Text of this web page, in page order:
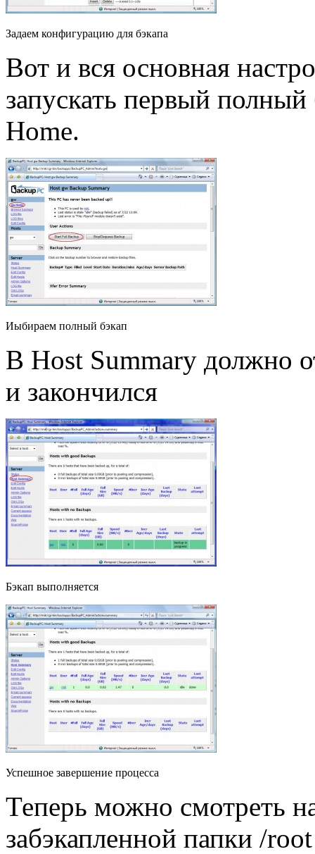
Задаем конфигурацию для бэкапа
Вот и вся основная
запускать первый
Home.
Иыбираем полный бэкап
В Host Summary должно
и закончился
Бэкап выполняется
Успешное завершение процесса
Теперь можно смотреть
забэкапленной папки /